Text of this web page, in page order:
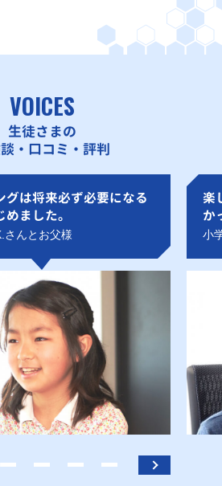
VOICES
生徒さまの
・口コミ・評判
グは将来必ず必要になる
ました。
さんとお父様
楽
か
小